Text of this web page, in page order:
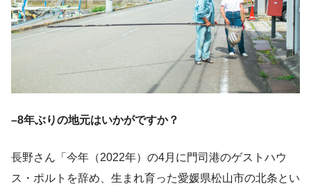
–8年ぶりの地元はいかがですか？
長野さん「今年（2022年）の4月に門司港のゲストハウ
ス・ポルトを辞め、生まれ育った愛媛県松山市の北条とい